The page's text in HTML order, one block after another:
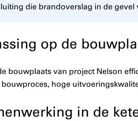
die brandoverslag in de
op de
bouwplaats van project Nelson
hoge
in de